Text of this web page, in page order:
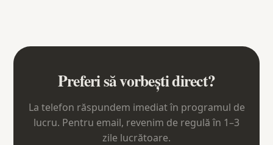
Preferi să vorbești direct?
La telefon răspundem imediat în programul de
lucru. Pentru email, revenim de regulă în 1–3
zile lucrătoare.